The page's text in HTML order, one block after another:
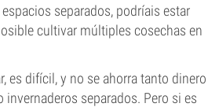
separados, podríais estar
cultivar múltiples cosechas en
es difícil, y no se ahorra tanto dinero
separados. Pero si es